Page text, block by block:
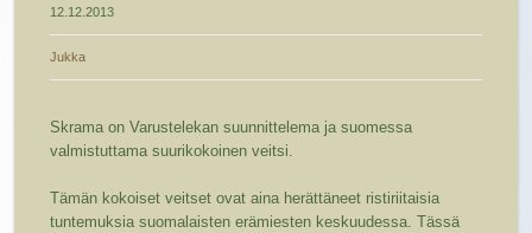
12.12.2013
Jukka
Skrama on Varustelekan suunnittelema ja suomessa
valmistuttama suurikokoinen veitsi.
Tämän kokoiset veitset ovat aina herättäneet ristiriitaisia
tuntemuksia suomalaisten erämiesten keskuudessa. Tässä